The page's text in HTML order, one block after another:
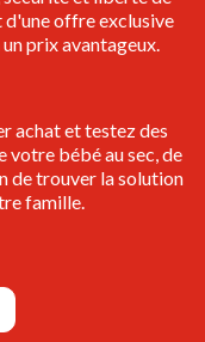
offre exclusive
prix avantageux.
achat et testez des
votre bébé au sec, de
de trouver la solution
famille.